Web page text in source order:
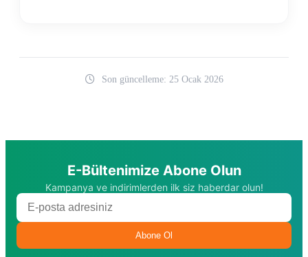
Son güncelleme: 25 Ocak 2026
E-Bültenimize Abone Olun
Kampanya ve indirimlerden ilk siz haberdar olun!
Abone Ol